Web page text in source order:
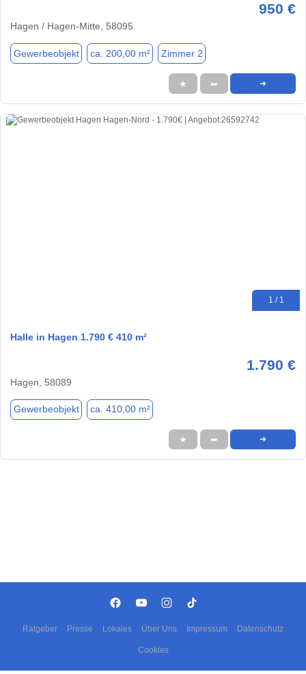
950 €
Hagen / Hagen-Mitte, 58095
Gewerbeobjekt ca. 200,00 m² Zimmer 2
★ ➦ ➜
1 / 1
Halle in Hagen 1.790 € 410 m²
1.790 €
Hagen, 58089
Gewerbeobjekt ca. 410,00 m²
★ ➦ ➜
Ratgeber Presse Lokales Über Uns Impressum Datenschutz
Cookies